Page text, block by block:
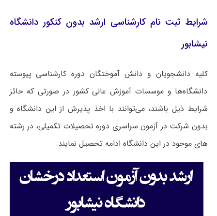
شرایط ثبت نام کارشناسی ارشد بدون کنکور دانشگاه
نیشابور
کلیه دانشجویان و دانش ­آموختگان دوره کارشناسی پیوسته
دانشگاه‌­ها و موسسات آموزش عالی کشور در صورتی که حائز
شرایط ذیل باشند، می‌­توانند با اخذ پذیرش از این دانشگاه و
بدون شرکت در آزمون سراسری دوره تحصیلات تکمیلی، ‌در رشته­‌
های موجود در این دانشگاه ادامه تحصیل نمایند.